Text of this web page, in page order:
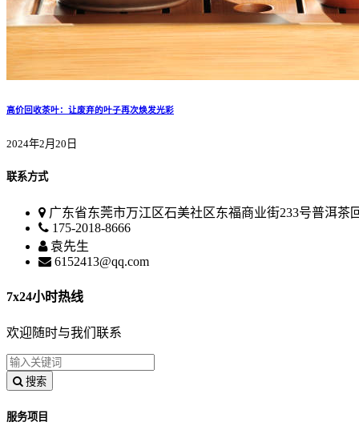
高价回收茶叶：让废弃的叶子再次焕发光彩
2024年2月20日
联系方式
广东省东莞市万江区石美社区东福商业街233号普洱茶
175-2018-8666
袁先生
6152413@qq.com
7x24小时热线
欢迎随时与我们联系
搜索
服务项目